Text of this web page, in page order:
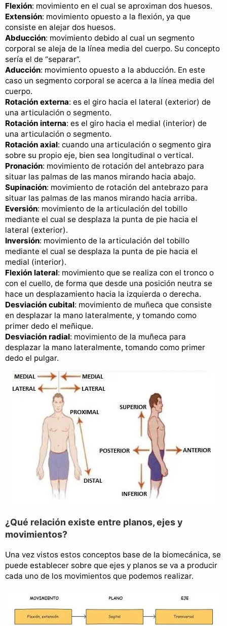
Flexión: movimiento en el cual se aproximan dos huesos.
Extensión: movimiento opuesto a la flexión, ya que
consiste en alejar dos huesos.
Abducción: movimiento debido al cual un segmento
corporal se aleja de la línea media del cuerpo. Su concepto
sería el de “separar”.
Aducción: movimiento opuesto a la abducción. En este
caso un segmento corporal se acerca a la línea media del
cuerpo.
Rotación externa: es el giro hacia el lateral (exterior) de
una articulación o segmento.
Rotación interna: es el giro hacia el medial (interior) de
una articulación o segmento.
Rotación axial: cuando una articulación o segmento gira
sobre su propio eje, bien sea longitudinal o vertical.
Pronación: movimiento de rotación del antebrazo para
situar las palmas de las manos mirando hacia abajo.
Supinación: movimiento de rotación del antebrazo para
situar las palmas de las manos mirando hacia arriba.
Eversión: movimiento de la articulación del tobillo
mediante el cual se desplaza la punta de pie hacia el
lateral (exterior).
Inversión: movimiento de la articulación del tobillo
mediante el cual se desplaza la punta de pie hacia el
medial (interior).
Flexión lateral: movimiento que se realiza con el tronco o
con el cuello, de forma que desde una posición neutra se
hace un desplazamiento hacia la izquierda o derecha.
Desviación cubital: movimiento de muñeca que consiste
en desplazar la mano lateralmente, y tomando como
primer dedo el meñique.
Desviación radial: movimiento de la muñeca para
desplazar la mano lateralmente, tomando como primer
dedo el pulgar.
¿Qué relación existe entre planos, ejes y
movimientos?
Una vez vistos estos conceptos base de la biomecánica, se
puede establecer sobre que ejes y planos se va a producir
cada uno de los movimientos que podemos realizar.